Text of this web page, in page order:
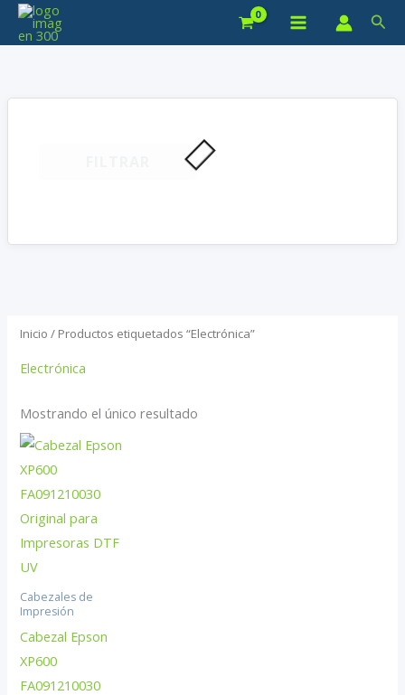
Inicio / Productos etiquetados “Electrónica”
Electrónica
Mostrando el único resultado
Cabezales de
Impresión
Cabezal Epson
XP600
FA091210030